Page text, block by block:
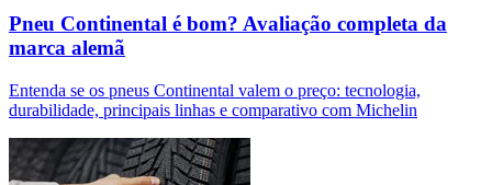
Pneu Continental é bom? Avaliação completa da
marca alemã
Entenda se os pneus Continental valem o preço: tecnologia,
durabilidade, principais linhas e comparativo com Michelin